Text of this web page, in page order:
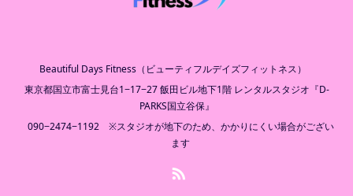
Beautiful Days Fitness（ビューティフルデイズフィットネス）
東京都国立市富士見台1−17−27 飯田ビル地下1階 レンタルスタジオ『D-
PARKS国立谷保』
090−2474−1192 ※スタジオが地下のため、かかりにくい場合がござい
ます